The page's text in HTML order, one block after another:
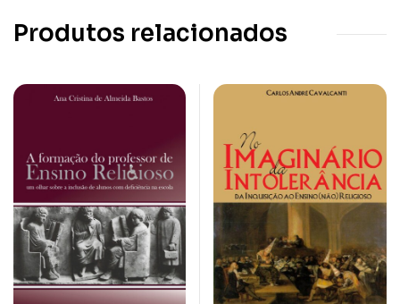
Produtos relacionados